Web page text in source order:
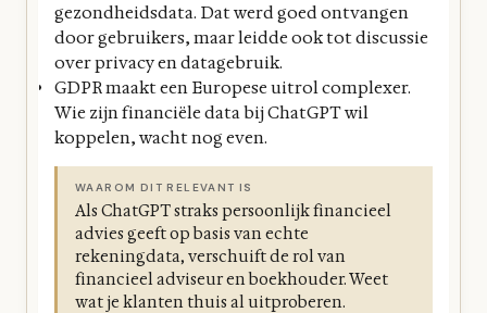
gezondheidsdata. Dat werd goed ontvangen
door gebruikers, maar leidde ook tot discussie
over privacy en datagebruik.
GDPR maakt een Europese uitrol complexer.
Wie zijn financiële data bij ChatGPT wil
koppelen, wacht nog even.
WAAROM DIT RELEVANT IS
Als ChatGPT straks persoonlijk financieel
advies geeft op basis van echte
rekeningdata, verschuift de rol van
financieel adviseur en boekhouder. Weet
wat je klanten thuis al uitproberen.